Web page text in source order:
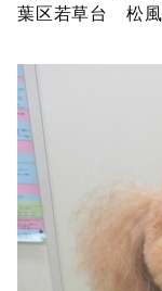
葉区若草台 松